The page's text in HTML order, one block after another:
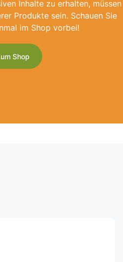
Inhalte zu erhalten, müssen
Produkte sein. Schauen Sie
im Shop vorbei!
Shop